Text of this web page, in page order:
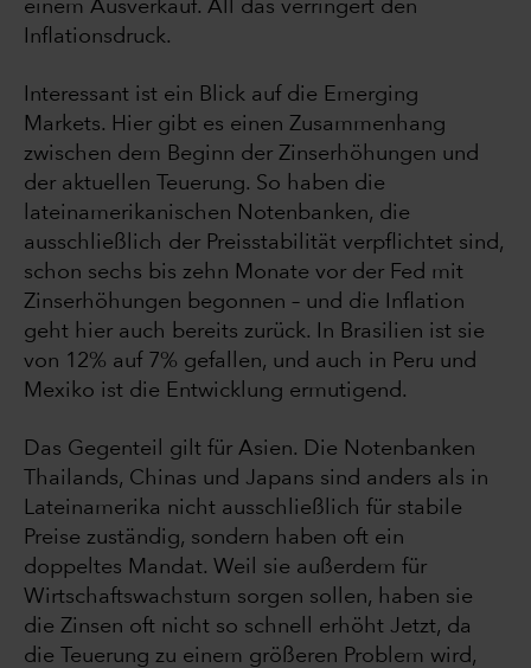
einem Ausverkauf. All das verringert den
Inflationsdruck.
Interessant ist ein Blick auf die Emerging
Markets. Hier gibt es einen Zusammenhang
zwischen dem Beginn der Zinserhöhungen und
der aktuellen Teuerung. So haben die
lateinamerikanischen Notenbanken, die
ausschließlich der Preisstabilität verpflichtet sind,
schon sechs bis zehn Monate vor der Fed mit
Zinserhöhungen begonnen – und die Inflation
geht hier auch bereits zurück. In Brasilien ist sie
von 12% auf 7% gefallen, und auch in Peru und
Mexiko ist die Entwicklung ermutigend.
Das Gegenteil gilt für Asien. Die Notenbanken
Thailands, Chinas und Japans sind anders als in
Lateinamerika nicht ausschließlich für stabile
Preise zuständig, sondern haben oft ein
doppeltes Mandat. Weil sie außerdem für
Wirtschaftswachstum sorgen sollen, haben sie
die Zinsen oft nicht so schnell erhöht Jetzt, da
die Teuerung zu einem größeren Problem wird,